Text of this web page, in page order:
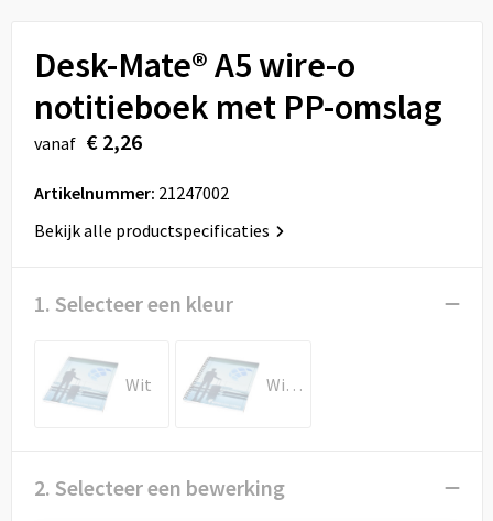
Veiligheid, Auto en Fiets
Vrije tijd en Strand
Aanstekers
Rugzakken
Schoenentassen
Sporttassen
Autotassen
Draagtassen
Desk-Mate® A5 wire-o
notitieboek met PP-omslag
vanaf € 2,26
Artikelnummer: 21247002
Bekijk alle productspecificaties
1. Selecteer een kleur
Wit Wit/Zwart
2. Selecteer een bewerking